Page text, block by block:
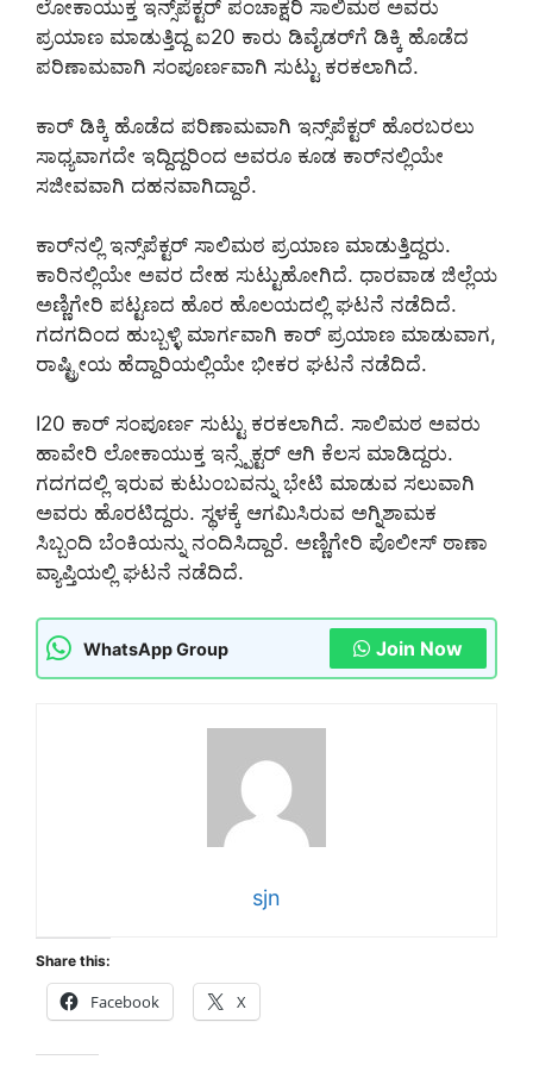
ಲೋಕಾಯುಕ್ತ ಇನ್ಸ್‌ಪೆಕ್ಟರ್‌ ಪಂಚಾಕ್ಷರಿ ಸಾಲಿಮಠ ಅವರು
ಪ್ರಯಾಣ ಮಾಡುತ್ತಿದ್ದ ಐ20 ಕಾರು ಡಿವೈಡರ್‌ಗೆ ಡಿಕ್ಕಿ ಹೊಡೆದ
ಪರಿಣಾಮವಾಗಿ ಸಂಪೂರ್ಣವಾಗಿ ಸುಟ್ಟು ಕರಕಲಾಗಿದೆ.
ಕಾರ್‌ ಡಿಕ್ಕಿ ಹೊಡೆದ ಪರಿಣಾಮವಾಗಿ ಇನ್ಸ್‌ಪೆಕ್ಟರ್ ಹೊರಬರಲು
ಸಾಧ್ಯವಾಗದೇ ಇದ್ದಿದ್ದರಿಂದ ಅವರೂ ಕೂಡ ಕಾರ್‌ನಲ್ಲಿಯೇ
ಸಜೀವವಾಗಿ ದಹನವಾಗಿದ್ದಾರೆ.
ಕಾರ್‌ನಲ್ಲಿ ಇನ್ಸ್‌ಪೆಕ್ಟರ್‌ ಸಾಲಿಮಠ ಪ್ರಯಾಣ ಮಾಡುತ್ತಿದ್ದರು.
ಕಾರಿನಲ್ಲಿಯೇ ಅವರ ದೇಹ ಸುಟ್ಟುಹೋಗಿದೆ. ಧಾರವಾಡ ಜಿಲ್ಲೆಯ
ಅಣ್ಣಿಗೇರಿ ಪಟ್ಟಣದ ಹೊರ ಹೊಲಯದಲ್ಲಿ ಘಟನೆ ನಡೆದಿದೆ.
ಗದಗದಿಂದ ಹುಬ್ಬಳ್ಳಿ ಮಾರ್ಗವಾಗಿ ಕಾರ್‌ ಪ್ರಯಾಣ ಮಾಡುವಾಗ,
ರಾಷ್ಟ್ರೀಯ ಹೆದ್ದಾರಿಯಲ್ಲಿಯೇ ಭೀಕರ ಘಟನೆ ನಡೆದಿದೆ.
I20 ಕಾರ್ ಸಂಪೂರ್ಣ ಸುಟ್ಟು ಕರಕಲಾಗಿದೆ. ಸಾಲಿಮಠ ಅವರು
ಹಾವೇರಿ ಲೋಕಾಯುಕ್ತ ಇನ್ಸ್ಪೆಕ್ಟರ್ ಆಗಿ ಕೆಲಸ ಮಾಡಿದ್ದರು.
ಗದಗದಲ್ಲಿ ಇರುವ ಕುಟುಂಬವನ್ನು ಭೇಟಿ ಮಾಡುವ ಸಲುವಾಗಿ
ಅವರು ಹೊರಟಿದ್ದರು. ಸ್ಥಳಕ್ಕೆ ಆಗಮಿಸಿರುವ ಅಗ್ನಿಶಾಮಕ
ಸಿಬ್ಬಂದಿ ಬೆಂಕಿಯನ್ನು ನಂದಿಸಿದ್ದಾರೆ. ಅಣ್ಣಿಗೇರಿ ಪೊಲೀಸ್‌ ಠಾಣಾ
ವ್ಯಾಪ್ತಿಯಲ್ಲಿ ಘಟನೆ ನಡೆದಿದೆ.
WhatsApp Group Join Now
sjn
Share this:
Facebook X